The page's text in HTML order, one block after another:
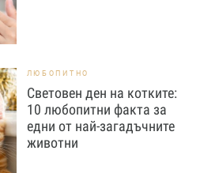
ЛЮБОПИТНО
Световен ден на котките:
10 любопитни факта за
едни от най-загадъчните
животни